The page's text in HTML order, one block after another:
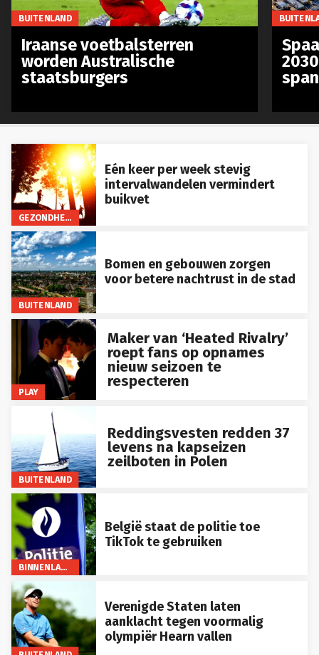
GEZONDHEID
Eén keer per week stevig
intervalwandelen vermindert
buikvet
BUITENLAND
Bomen en gebouwen zorgen
voor betere nachtrust in de stad
PLAY
Maker van ‘Heated Rivalry’
roept fans op opnames
nieuw seizoen te
respecteren
BUITENLAND
Reddingsvesten redden 37
levens na kapseizen
zeilboten in Polen
BINNENLAND
België staat de politie toe
TikTok te gebruiken
BUITENLAND
Verenigde Staten laten
aanklacht tegen voormalig
olympiër Hearn vallen
BUITENLAND
Iraanse voetbalsterren
worden Australische
staatsburgers